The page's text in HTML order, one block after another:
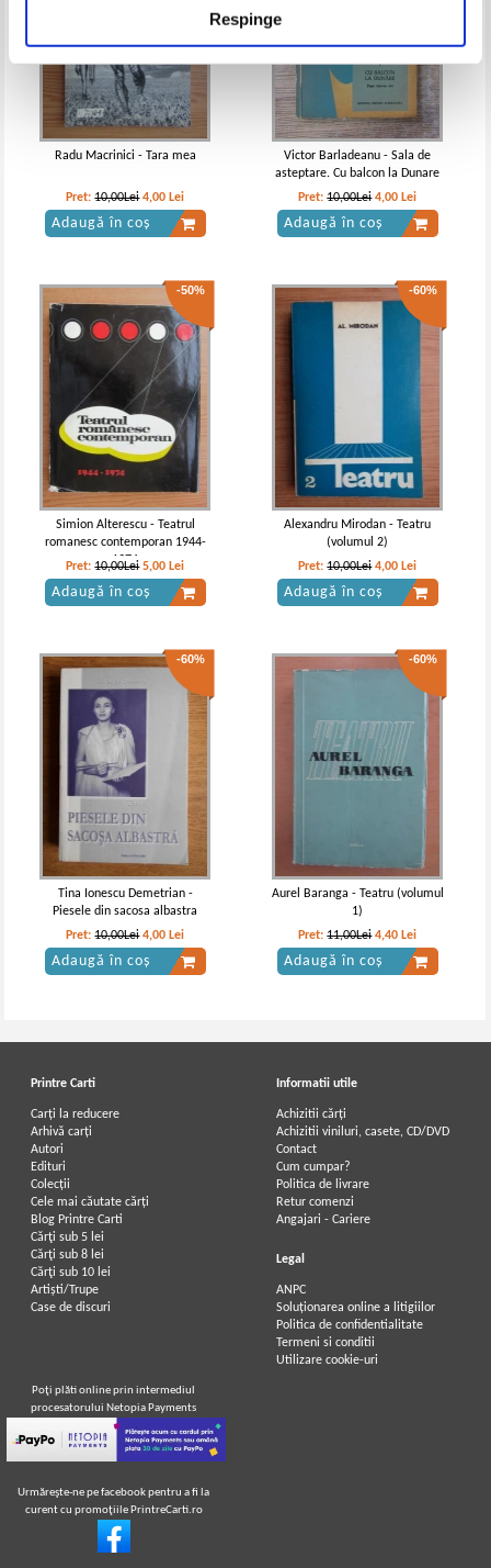
Respinge
Radu Macrinici - Tara mea
Pret:10,00Lei 4,00 Lei
Adaugă în coș
Victor Barladeanu - Sala de
asteptare. Cu balcon la Dunare
Pret:10,00Lei 4,00 Lei
Adaugă în coș
-50%
Simion Alterescu - Teatrul
romanesc contemporan 1944-
1974
Pret:10,00Lei 5,00 Lei
Adaugă în coș
-60%
Alexandru Mirodan - Teatru
(volumul 2)
Pret:10,00Lei 4,00 Lei
Adaugă în coș
-60%
Tina Ionescu Demetrian -
Piesele din sacosa albastra
Pret:10,00Lei 4,00 Lei
Adaugă în coș
-60%
Aurel Baranga - Teatru (volumul
1)
Pret:11,00Lei 4,40 Lei
Adaugă în coș
Printre Carti
Carți la reducere
Arhivă carți
Autori
Edituri
Colecții
Cele mai căutate cărți
Blog Printre Carti
Cărţi sub 5 lei
Cărţi sub 8 lei
Cărţi sub 10 lei
Artiști/Trupe
Case de discuri
Informatii utile
Achizitii cărți
Achizitii viniluri, casete, CD/DVD
Contact
Cum cumpar?
Politica de livrare
Retur comenzi
Angajari - Cariere
Legal
ANPC
Soluționarea online a litigiilor
Politica de confidentialitate
Termeni si conditii
Utilizare cookie-uri
Poţi plăti online prin intermediul
procesatorului Netopia Payments
Urmăreşte-ne pe facebook pentru a fi la
curent cu promoţiile PrintreCarti.ro